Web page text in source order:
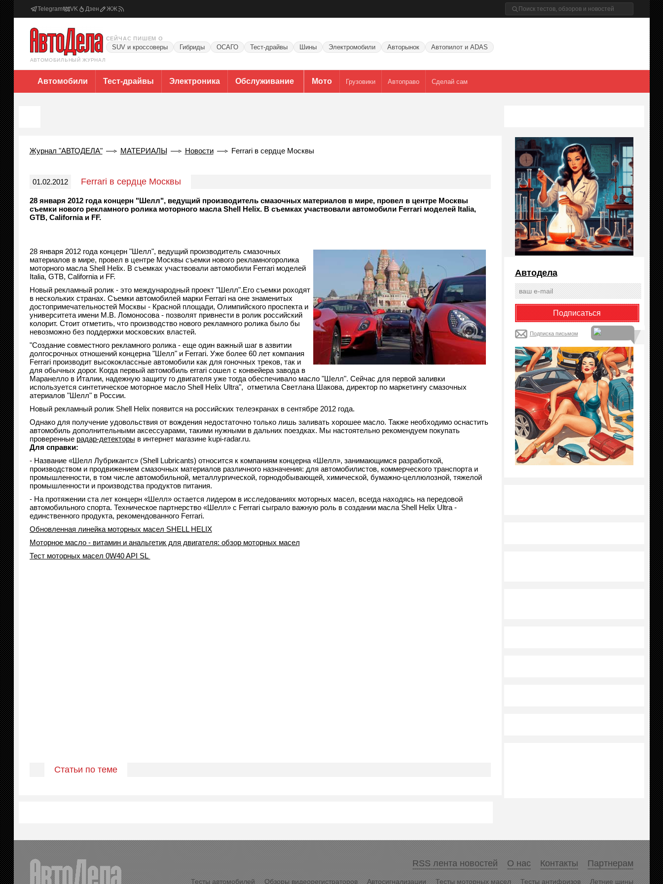
Telegram VK Дзен ЖЖ
АВТОМОБИЛЬНЫЙ ЖУРНАЛ
СЕЙЧАС ПИШЕМ О
SUV и кроссоверы Гибриды ОСАГО Тест-драйвы Шины Электромобили Авторынок Автопилот и ADAS
Автомобили Тест-драйвы Электроника Обслуживание Мото Грузовики Автоправо Сделай сам
Журнал "АВТОДЕЛА" МАТЕРИАЛЫ Новости Ferrari в сердце Москвы
01.02.2012 Ferrari в сердце Москвы
28 января 2012 года концерн "Шелл", ведущий производитель смазочных материалов в мире, провел в центре Москвы
съемки нового рекламного ролика моторного масла Shell Helix. В съемках участвовали автомобили Ferrari моделей Italia,
GTB, California и FF.
28 января 2012 года концерн "Шелл", ведущий производитель смазочных
материалов в мире, провел в центре Москвы съемки нового рекламногоролика
моторного масла Shell Helix. В съемках участвовали автомобили Ferrari моделей
Italia, GTB, California и FF.
Новый рекламный ролик - это международный проект "Шелл".Его съемки роходят
в нескольких странах. Съемки автомобилей марки Ferrari на оне знаменитых
достопримечательностей Москвы - Красной площади, Олимпийского проспекта и
университета имени М.В. Ломоносова - позволят привнести в ролик российский
колорит. Стоит отметить, что производство нового рекламного ролика было бы
невозможно без поддержки московских властей.
"Создание совместного рекламного ролика - еще один важный шаг в азвитии
долгосрочных отношений концерна "Шелл" и Ferrari. Уже более 60 лет компания
Ferrari производит высококлассные автомобили как для гоночных треков, так и
для обычных дорог. Когда первый автомобиль errari сошел с конвейера завода в
Маранелло в Италии, надежную защиту го двигателя уже тогда обеспечивало масло "Шелл". Сейчас для первой заливки
используется синтетическое моторное масло Shell Helix Ultra", отметила Светлана Шакова, директор по маркетингу смазочных
атериалов "Шелл" в России.
Новый рекламный ролик Shell Helix появится на российских телеэкранах в сентябре 2012 года.
Однако для получение удовольствия от вождения недостаточно только лишь заливать хорошее масло. Также необходимо оснастить
автомобиль дополнительными аксессуарами, такими нужными в дальних поездках. Мы настоятельно рекомендуем покупать
проверенные радар-детекторы в интернет магазине kupi-radar.ru.
Для справки:
- Название «Шелл Лубрикантс» (Shell Lubricants) относится к компаниям концерна «Шелл», занимающимся разработкой,
производством и продвижением смазочных материалов различного назначения: для автомобилистов, коммерческого транспорта и
промышленности, в том числе автомобильной, металлургической, горнодобывающей, химической, бумажно-целлюлозной, тяжелой
промышленности и производства продуктов питания.
- На протяжении ста лет концерн «Шелл» остается лидером в исследованиях моторных масел, всегда находясь на передовой
автомобильного спорта. Техническое партнерство «Шелл» с Ferrari сыграло важную роль в создании масла Shell Helix Ultra -
единственного продукта, рекомендованного Ferrari.
Обновленная линейка моторных масел SHELL HELIX
Моторное масло - витамин и анальгетик для двигателя: обзор моторных масел
Тест моторных масел 0W40 API SL
Статьи по теме
Автодела
Подписка письмом
RSS лента новостей О нас Контакты Партнерам
Тесты автомобилей Обзоры видеорегистраторов Автосигнализации Тесты моторных масел Тесты антифризов Летние шины